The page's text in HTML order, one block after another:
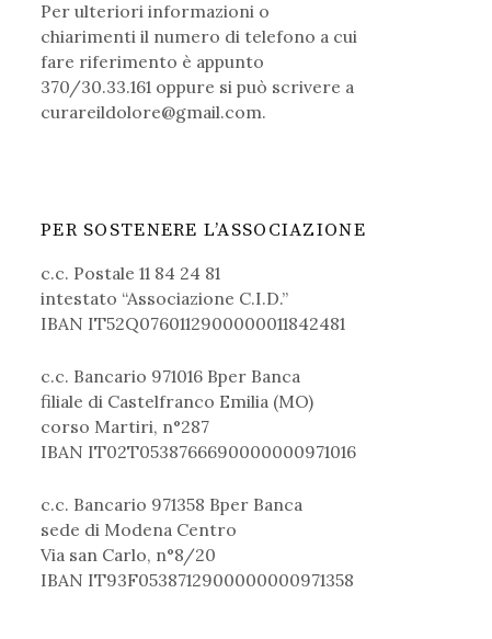
Per ulteriori informazioni o
chiarimenti il numero di telefono a cui
fare riferimento è appunto
370/30.33.161 oppure si può scrivere a
curareildolore@gmail.com.
PER SOSTENERE L’ASSOCIAZIONE
c.c. Postale 11 84 24 81
intestato “Associazione C.I.D.”
IBAN IT52Q0760112900000011842481
c.c. Bancario 971016 Bper Banca
filiale di Castelfranco Emilia (MO)
corso Martiri, n°287
IBAN IT02T0538766690000000971016
c.c. Bancario 971358 Bper Banca
sede di Modena Centro
Via san Carlo, n°8/20
IBAN IT93F0538712900000000971358